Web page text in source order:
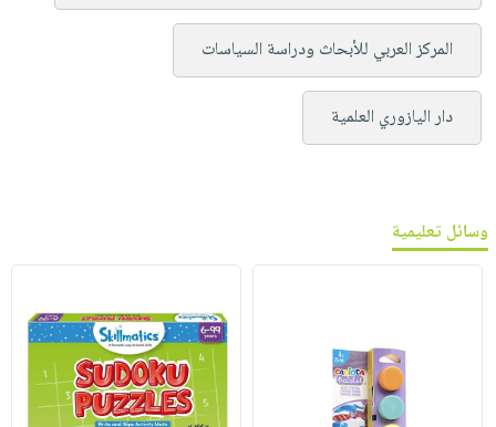
المركز العربي للأبحاث ودراسة السياسات
دار اليازوري العلمية
وسائل تعليمية